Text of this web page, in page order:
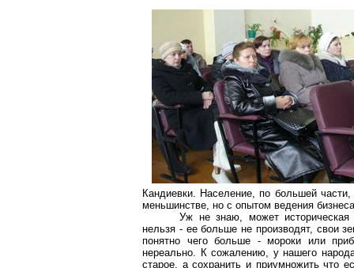
Кандиевки. Население, по большей
меньшинстве, но с опытом ведения
Уж не знаю, может историческая
нельзя - ее больше не производят, свои
понятно чего больше - мороки или
нереально. К сожалению, у нашего
старое, а сохранить и приумножить что